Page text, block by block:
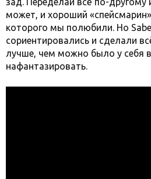
может, и хороший
которого мы полюбили. Но
сориентировались и сделали
лучше, чем можно было у себя
нафантазировать.